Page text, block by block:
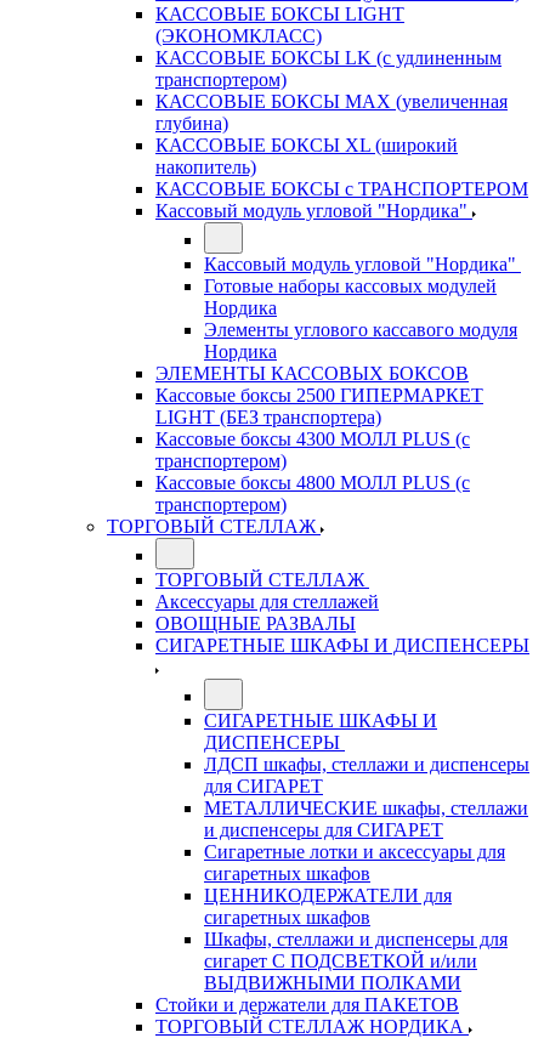
КАССОВЫЕ БОКСЫ LIGHT
(ЭКОНОМКЛАСС)
КАССОВЫЕ БОКСЫ LK (с удлиненным
транспортером)
КАССОВЫЕ БОКСЫ MAX (увеличенная
глубина)
КАССОВЫЕ БОКСЫ XL (широкий
накопитель)
КАССОВЫЕ БОКСЫ с ТРАНСПОРТЕРОМ
Кассовый модуль угловой "Нордика"
Кассовый модуль угловой "Нордика"
Готовые наборы кассовых модулей
Нордика
Элементы углового кассавого модуля
Нордика
ЭЛЕМЕНТЫ КАССОВЫХ БОКСОВ
Кассовые боксы 2500 ГИПЕРМАРКЕТ
LIGHT (БЕЗ транспортера)
Кассовые боксы 4300 МОЛЛ PLUS (с
транспортером)
Кассовые боксы 4800 МОЛЛ PLUS (с
транспортером)
ТОРГОВЫЙ СТЕЛЛАЖ
ТОРГОВЫЙ СТЕЛЛАЖ
Аксессуары для стеллажей
ОВОЩНЫЕ РАЗВАЛЫ
СИГАРЕТНЫЕ ШКАФЫ И ДИСПЕНСЕРЫ
СИГАРЕТНЫЕ ШКАФЫ И
ДИСПЕНСЕРЫ
ЛДСП шкафы, стеллажи и диспенсеры
для СИГАРЕТ
МЕТАЛЛИЧЕСКИЕ шкафы, стеллажи
и диспенсеры для СИГАРЕТ
Сигаретные лотки и аксессуары для
сигаретных шкафов
ЦЕННИКОДЕРЖАТЕЛИ для
сигаретных шкафов
Шкафы, стеллажи и диспенсеры для
сигарет С ПОДСВЕТКОЙ и/или
ВЫДВИЖНЫМИ ПОЛКАМИ
Стойки и держатели для ПАКЕТОВ
ТОРГОВЫЙ СТЕЛЛАЖ НОРДИКА